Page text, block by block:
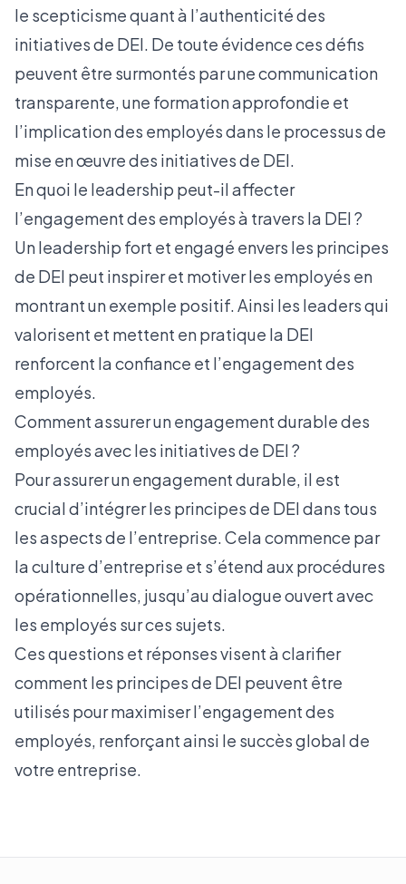
le scepticisme quant à l’authenticité des
initiatives de DEI. De toute évidence ces défis
peuvent être surmontés par une communication
transparente, une formation approfondie et
l’implication des employés dans le processus de
mise en œuvre des initiatives de DEI.
En quoi le leadership peut-il affecter
l’engagement des employés à travers la DEI ?
Un leadership fort et engagé envers les principes
de DEI peut inspirer et motiver les employés en
montrant un exemple positif. Ainsi les leaders qui
valorisent et mettent en pratique la DEI
renforcent la confiance et l’engagement des
employés.
Comment assurer un engagement durable des
employés avec les initiatives de DEI ?
Pour assurer un engagement durable, il est
crucial d’intégrer les principes de DEI dans tous
les aspects de l’entreprise. Cela commence par
la culture d’entreprise et s’étend aux procédures
opérationnelles, jusqu’au dialogue ouvert avec
les employés sur ces sujets.
Ces questions et réponses visent à clarifier
comment les principes de DEI peuvent être
utilisés pour maximiser l’engagement des
employés, renforçant ainsi le succès global de
votre entreprise.